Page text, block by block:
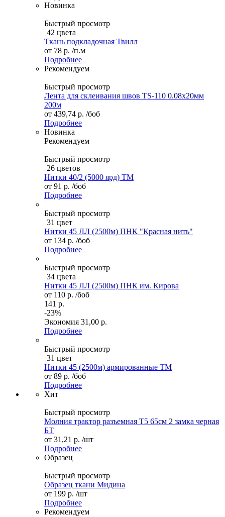
Новинка
Быстрый просмотр
42 цвета
Ткань подкладочная Твилл
от 78 р. /п.м
Подробнее
Рекомендуем
Быстрый просмотр
Лента для склеивания швов TS-110 0.08х20мм
200м
от 439,74 р. /боб
Подробнее
Новинка
Рекомендуем
Быстрый просмотр
26 цветов
Нитки 40/2 (5000 ярд) ТМ
от 91 р. /боб
Подробнее
Быстрый просмотр
31 цвет
Нитки 45 ЛЛ (2500м) ПНК "Красная нить"
от 134 р. /боб
Подробнее
Быстрый просмотр
34 цвета
Нитки 45 ЛЛ (2500м) ПНК им. Кирова
от 110 р. /боб
141 р.
-23%
Экономия 31,00 р.
Подробнее
Быстрый просмотр
31 цвет
Нитки 45 (2500м) армированные ТМ
от 89 р. /боб
Подробнее
Хит
Быстрый просмотр
Молния трактор разъемная Т5 65см 2 замка черная
БТ
от 31,21 р. /шт
Подробнее
Образец
Быстрый просмотр
Образец ткани Мидина
от 199 р. /шт
Подробнее
Рекомендуем